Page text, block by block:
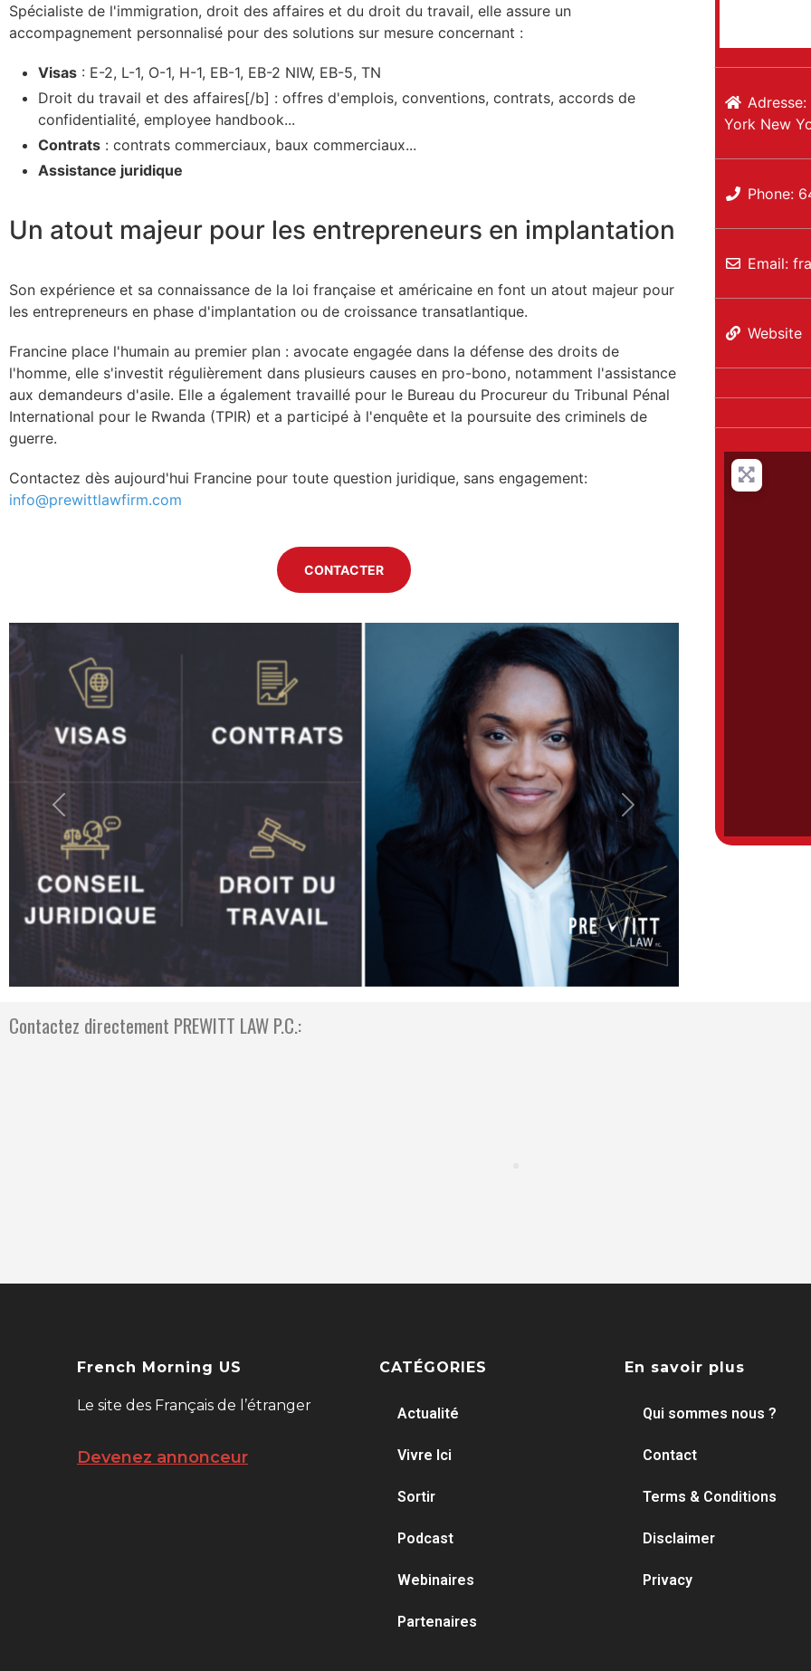
Spécialiste de l'immigration, droit des affaires et du droit du travail, elle assure un
accompagnement personnalisé pour des solutions sur mesure concernant :
Visas : E-2, L-1, O-1, H-1, EB-1, EB-2 NIW, EB-5, TN
Droit du travail et des affaires[/b] : offres d'emplois, conventions, contrats, accords de
confidentialité, employee handbook...
Contrats : contrats commerciaux, baux commerciaux...
Assistance juridique
Un atout majeur pour les entrepreneurs en implantation
Son expérience et sa connaissance de la loi française et américaine en font un atout majeur pour
les entrepreneurs en phase d'implantation ou de croissance transatlantique.
Francine place l'humain au premier plan : avocate engagée dans la défense des droits de
l'homme, elle s'investit régulièrement dans plusieurs causes en pro-bono, notamment l'assistance
aux demandeurs d'asile. Elle a également travaillé pour le Bureau du Procureur du Tribunal Pénal
International pour le Rwanda (TPIR) et a participé à l'enquête et la poursuite des criminels de
guerre.
Contactez dès aujourd'hui Francine pour toute question juridique, sans engagement:
info@prewittlawfirm.com
CONTACTER
Previous Next
Adresse:
York New
Phone:
Email:
Website
Contactez directement PREWITT LAW P.C.:
French Morning US
Le site des Français de l’étranger
Devenez annonceur
CATÉGORIES
Actualité
Vivre Ici
Sortir
Podcast
Webinaires
Partenaires
En savoir plus
Qui sommes nous ?
Contact
Terms & Conditions
Disclaimer
Privacy